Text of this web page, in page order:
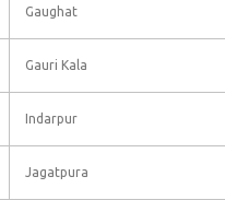
Gaughat
Gauri Kala
Indarpur
Jagatpura